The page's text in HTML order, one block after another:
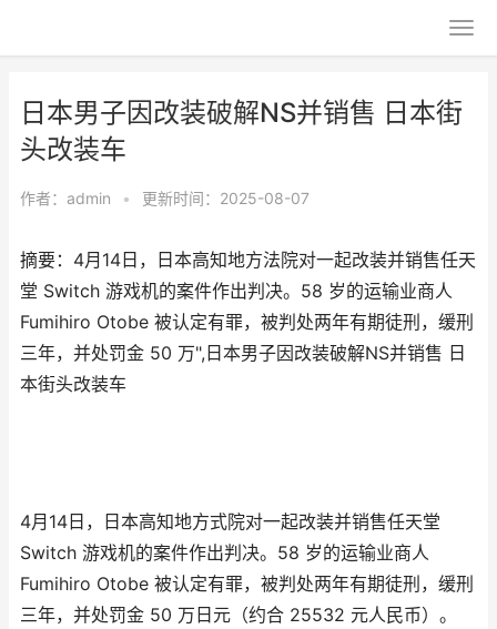
日本男子因改装破解NS并销售 日本街
头改装车
作者： admin • 更新时间：2025-08-07
摘要：4月14日，日本高知地方法院对一起改装并销售任天
堂 Switch 游戏机的案件作出判决。58 岁的运输业商人
Fumihiro Otobe 被认定有罪，被判处两年有期徒刑，缓刑
三年，并处罚金 50 万",日本男子因改装破解NS并销售 日
本街头改装车
4月14日，日本高知地方式院对一起改装并销售任天堂
Switch 游戏机的案件作出判决。58 岁的运输业商人
Fumihiro Otobe 被认定有罪，被判处两年有期徒刑，缓刑
三年，并处罚金 50 万日元（约合 25532 元人民币）。